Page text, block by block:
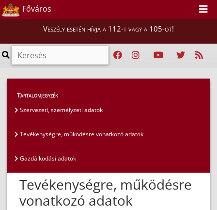
Főváros
Veszély esetén hívja a 112-t vagy a 105-öt!
Közérdekű adatok
Tevékenységre, működésre vonatkozó adatok
Tartalomjegyzék
Szervezeti, személyzeti adatok
Tevékenységre, működésre vonatkozó adatok
Gazdálkodási adatok
Tevékenységre, működésre
vonatkozó adatok